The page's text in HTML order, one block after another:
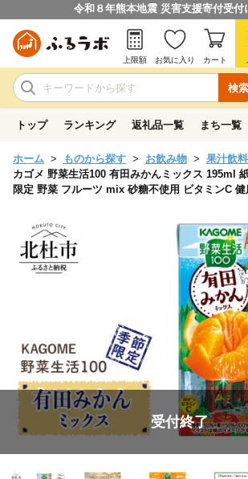
令和８年熊本地震 災害支援寄付受付
検索
上限額 お気に入り カート
トップ ランキング 返礼品一覧 まち一覧
ホーム ものから探す お飲み物
果汁飲
カゴメ 野菜生活100 有田みかんミックス 195ml
限定 野菜 フルーツ mix 砂糖不使用 ビタミンC
受付終了